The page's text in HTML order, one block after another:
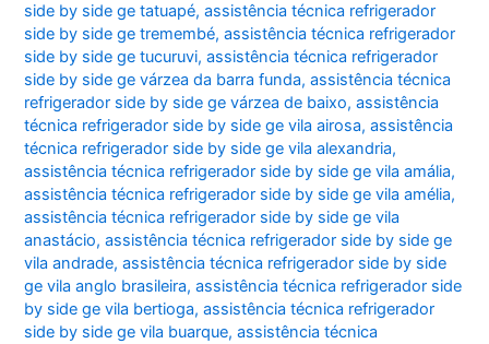
side by side ge tatuapé,assistência técnica refrigerador
side by side ge tremembé,assistência técnica refrigerador
side by side ge tucuruvi,assistência técnica refrigerador
side by side ge várzea da barra funda,assistência técnica
refrigerador side by side ge várzea de baixo,assistência
técnica refrigerador side by side ge vila airosa,assistência
técnica refrigerador side by side ge vila alexandria,
assistência técnica refrigerador side by side ge vila amália,
assistência técnica refrigerador side by side ge vila amélia,
assistência técnica refrigerador side by side ge vila
anastácio,assistência técnica refrigerador side by side ge
vila andrade,assistência técnica refrigerador side by side
ge vila anglo brasileira,assistência técnica refrigerador side
by side ge vila bertioga,assistência técnica refrigerador
side by side ge vila buarque,assistência técnica